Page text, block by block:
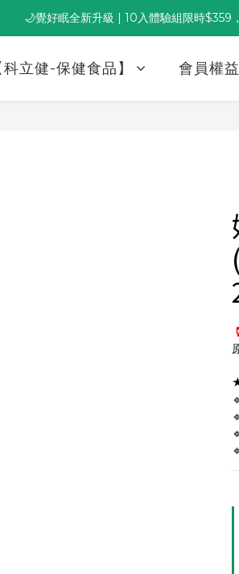
董事長推薦保養組合｜體驗價 $1,800 起
🌙覺好眠全新升級 | 10入體驗組限時$359
科立健-保健食品】 會員權益